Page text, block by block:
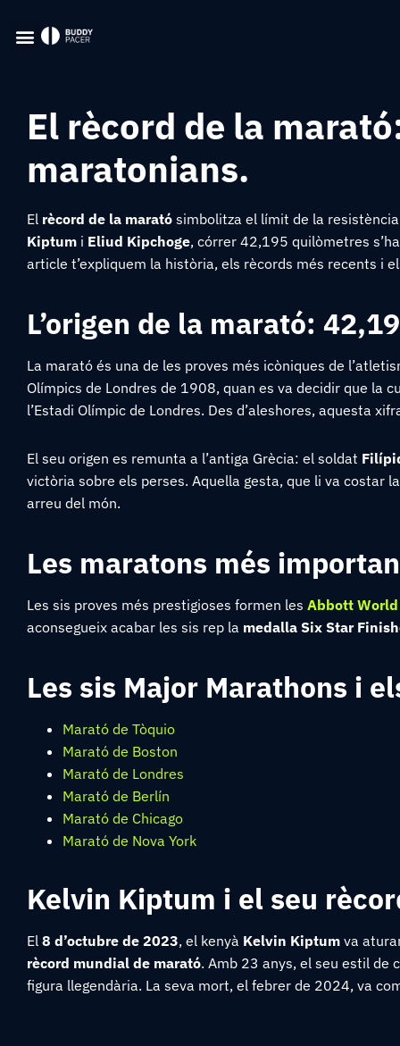
El rècord de la
maratonians.
El rècord de la marató simbolitza el límit de la
Kiptum i Eliud Kipchoge, córrer 42,195 quilòmetres
article t’expliquem la història, els rècords més recents i
L’origen de la marató:
La marató és una de les proves més icòniques de
Olímpics de Londres de 1908, quan es va decidir que la
l’Estadi Olímpic de Londres. Des d’aleshores, aquesta
El seu origen es remunta a l’antiga Grècia: el soldat
victòria sobre els perses. Aquella gesta, que li va costar
arreu del món.
Les maratons més
Les sis proves més prestigioses formen les Abbott
aconsegueix acabar les sis rep la medalla Six Star
Les sis Major Marathons i
Marató de Tòquio
Marató de Boston
Marató de Londres
Marató de Berlín
Marató de Chicago
Marató de Nova York
Kelvin Kiptum i el seu
El 8 d’octubre de 2023, el kenyà Kelvin Kiptum va
rècord mundial de marató. Amb 23 anys, el seu estil de
figura llegendària. La seva mort, el febrer de 2024, va